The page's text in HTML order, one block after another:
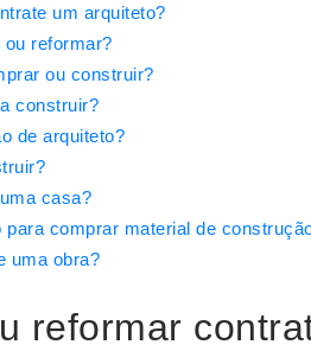
um arquiteto?
reformar?
ou construir?
construir?
de arquiteto?
casa?
para comprar material de
uma obra?
reformar